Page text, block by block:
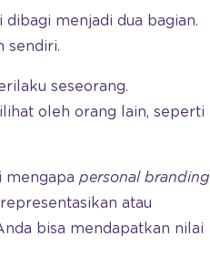
dibagi menjadi dua bagian.
sendiri.
seseorang.
oleh orang lain, seperti
mengapa personal branding
atau
bisa mendapatkan nilai